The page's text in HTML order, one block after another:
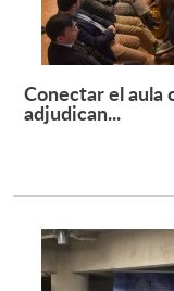
Conectar el
adjudican...